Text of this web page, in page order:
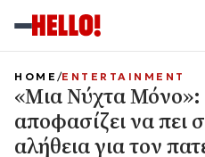
HOME ENTERTAINMENT
«Μια Νύχτα
αποφασίζει να πει
αλήθεια για τον